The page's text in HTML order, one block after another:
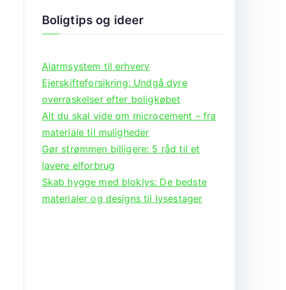
Boligtips og ideer
Alarmsystem til erhverv
Ejerskifteforsikring: Undgå dyre
overraskelser efter boligkøbet
Alt du skal vide om microcement – fra
materiale til muligheder
Gør strømmen billigere: 5 råd til et
lavere elforbrug
Skab hygge med bloklys: De bedste
materialer og designs til lysestager